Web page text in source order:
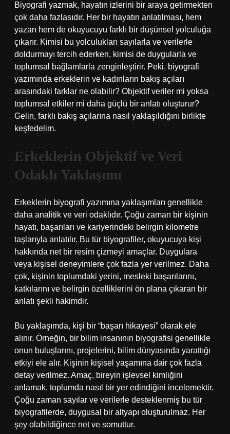
Biyografi yazmak, hayatın izlerini bir araya getirmekten
çok daha fazlasıdır. Her bir hayatın anlatılması, hem
yazarı hem de okuyucuyu farklı bir düşünsel yolculuğa
çıkarır. Kimisi bu yolculukları sayılarla ve verilerle
doldurmayı tercih ederken, kimisi de duygularla ve
toplumsal bağlamlarla zenginleştirir. Peki, biyografi
yazımında erkeklerin ve kadınların bakış açıları
arasındaki farklar ne olabilir? Objektif veriler mi yoksa
toplumsal etkiler mi daha güçlü bir anlatı oluşturur?
Gelin, farklı bakış açılarına nasıl yaklaşıldığını birlikte
keşfedelim.
Erkeklerin Objektif ve Veri
Odaklı Yaklaşımı
Erkeklerin biyografi yazımına yaklaşımları genellikle
daha analitik ve veri odaklıdır. Çoğu zaman bir kişinin
hayatı, başarıları ve kariyerindeki belirgin kilometre
taşlarıyla anlatılır. Bu tür biyografiler, okuyucuya kişi
hakkında net bir resim çizmeyi amaçlar. Duygulara
veya kişisel deneyimlere çok fazla yer verilmez. Daha
çok, kişinin toplumdaki yerini, mesleki başarılarını,
katkılarını ve belirgin özelliklerini ön plana çıkaran bir
anlatı şekli hakimdir.
Bu yaklaşımda, kişi bir “başarı hikayesi” olarak ele
alınır. Örneğin, bir bilim insanının biyografisi genellikle
onun buluşlarını, projelerini, bilim dünyasında yarattığı
etkiyi ele alır. Kişinin kişisel yaşamına dair çok fazla
detay verilmez. Amaç, bireyin işlevsel kimliğini
anlamak, toplumda nasıl bir yer edindiğini incelemektir.
Çoğu zaman sayılar ve verilerle desteklenmiş bu tür
biyografilerde, duygusal bir altyapı oluşturulmaz. Her
şey olabildiğince net ve somuttur.